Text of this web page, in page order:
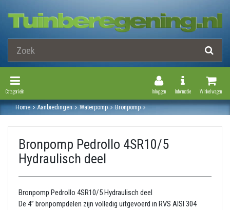
Winkelwagen
Toggle
Informatie
Inloggen
Toggle Navigation
Categorieën
Home Aanbiedingen Waterpomp
Bronpomp
Bronpomp Pedrollo 4SR10/5
Hydraulisch deel
Bronpomp Pedrollo 4SR10/5 Hydraulisch deel
De 4” bronpompdelen zijn volledig uitgevoerd in RVS AISI 304